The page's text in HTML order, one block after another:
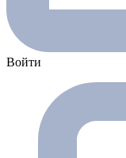
Войти